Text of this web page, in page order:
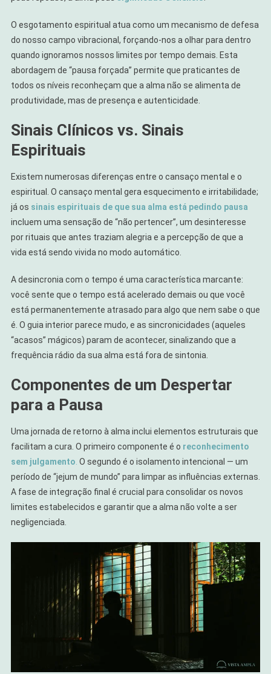
O esgotamento espiritual atua como um mecanismo de defesa
do nosso campo vibracional, forçando-nos a olhar para dentro
quando ignoramos nossos limites por tempo demais. Esta
abordagem de “pausa forçada” permite que praticantes de
todos os níveis reconheçam que a alma não se alimenta de
produtividade, mas de presença e autenticidade.
Sinais Clínicos vs. Sinais
Espirituais
Existem numerosas diferenças entre o cansaço mental e o
espiritual. O cansaço mental gera esquecimento e irritabilidade;
já os sinais espirituais de que sua alma está pedindo pausa
incluem uma sensação de “não pertencer”, um desinteresse
por rituais que antes traziam alegria e a percepção de que a
vida está sendo vivida no modo automático.
A desincronia com o tempo é uma característica marcante:
você sente que o tempo está acelerado demais ou que você
está permanentemente atrasado para algo que nem sabe o que
é. O guia interior parece mudo, e as sincronicidades (aqueles
“acasos” mágicos) param de acontecer, sinalizando que a
frequência rádio da sua alma está fora de sintonia.
Componentes de um Despertar
para a Pausa
Uma jornada de retorno à alma inclui elementos estruturais que
facilitam a cura. O primeiro componente é o reconhecimento
sem julgamento O segundo é o isolamento intencional — um
período de “jejum de mundo” para limpar as influências externas.
A fase de integração final é crucial para consolidar os novos
limites estabelecidos e garantir que a alma não volte a ser
negligenciada.